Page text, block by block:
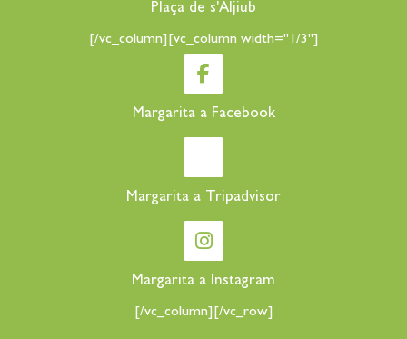
Plaça de s'Aljiub
[/vc_column][vc_column width="1/3"]
Margarita a Facebook
Margarita a Tripadvisor
Margarita a Instagram
[/vc_column][/vc_row]